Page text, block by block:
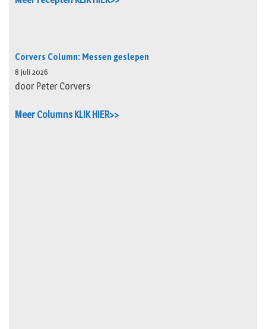
Corvers Column: Messen geslepen
8 juli 2026
door Peter Corvers
Meer Columns KLIK HIER>>